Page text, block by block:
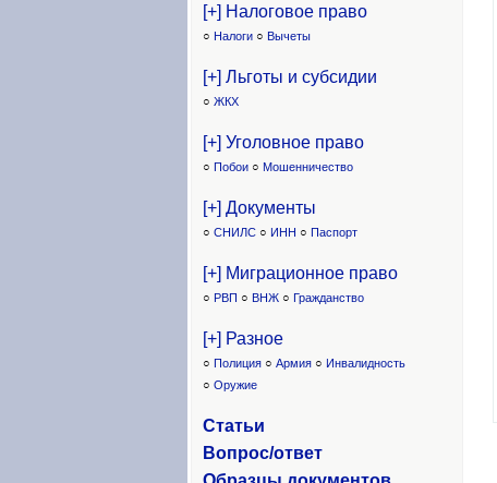
[+] Налоговое право
○ Налоги ○ Вычеты
[+] Льготы и субсидии
○ ЖКХ
[+] Уголовное право
○ Побои ○ Мошенничество
[+] Документы
○ СНИЛС ○ ИНН ○ Паспорт
[+] Миграционное право
○ РВП ○ ВНЖ ○ Гражданство
[+] Разное
○ Полиция ○ Армия ○ Инвалидность
○ Оружие
Статьи
Вопрос/ответ